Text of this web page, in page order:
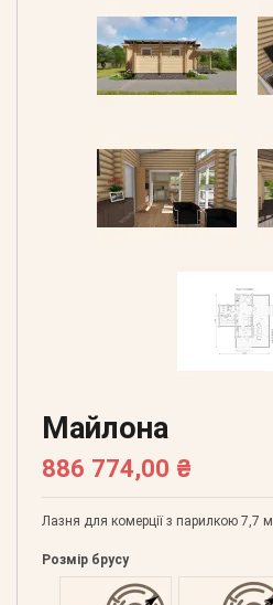
Майлона
886 774,00 ₴
Лазня для комерції з парилкою 7,7
Розмір брусу
Оциліндрований 160